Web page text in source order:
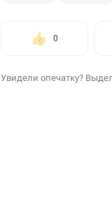
0
Увидели опечатку?